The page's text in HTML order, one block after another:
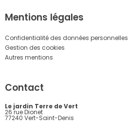
Mentions légales
Confidentialité des données personnelles
Gestion des cookies
Autres mentions
Contact
Le jardin Terre de Vert
26 rue Dionet
77240 Vert-Saint-Denis